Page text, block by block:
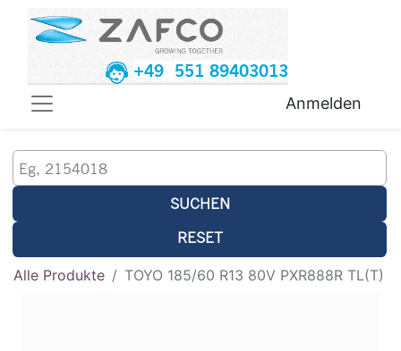
+49 551 89403013
Anmelden
SUCHEN
RESET
Alle Produkte TOYO 185/60 R13 80V PXR888R TL(T)